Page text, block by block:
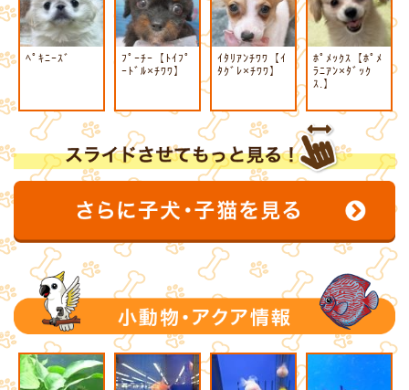
ﾍﾟｷﾆｰｽﾞ
ﾌﾟｰﾁｰ【ﾄｲﾌﾟ
ｰﾄﾞﾙ×ﾁﾜﾜ】
ｲﾀﾘｱﾝﾁﾜﾜ【ｲ
ﾀｸﾞﾚ×ﾁﾜﾜ】
ﾎﾟﾒｯｸｽ【ﾎﾟﾒ
ﾗﾆｱﾝ×ﾀﾞｯｸ
ｽ.】